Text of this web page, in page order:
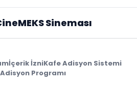
Sineması
İçerik İzniKafe Adisyon Sistemi
Programı